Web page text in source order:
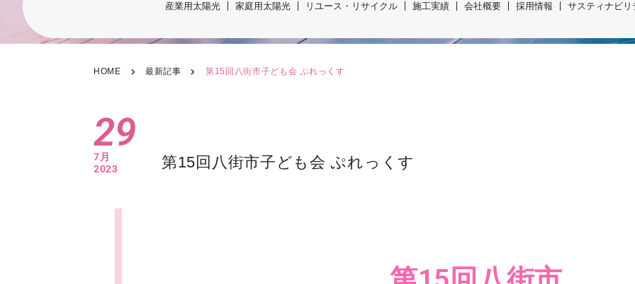
産業用太陽光 家庭用太陽光 リユース・リサイクル 施工実績 会社概要 採用情報 サスティナビリ
HOME 最新記事 第15回八街市子ども会 ぷれっくす
29
7月
2023
第15回八街市子ども会 ぷれっくす